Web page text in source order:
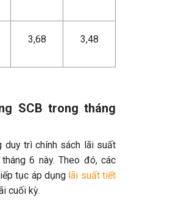
3,68 3,48
SCB trong tháng
duy trì chính sách lãi suất
6 này. Theo đó, các
tục áp dụng lãi suất tiết
cuối kỳ.